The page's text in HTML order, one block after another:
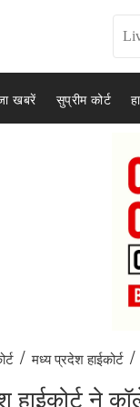
खबरें सुप्रीम कोर्ट
/ मध्य प्रदेश हाईकोर्ट /
हाईकोर्ट ने